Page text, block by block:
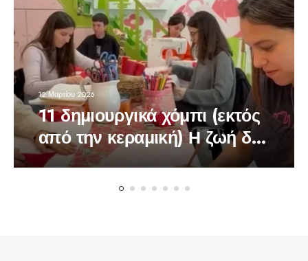
12 Μαρτίου 2026
11 δημιουργικά χόμπι (εκτός
από την κεραμική) Η ζωή δεν
είναι μόνο social media